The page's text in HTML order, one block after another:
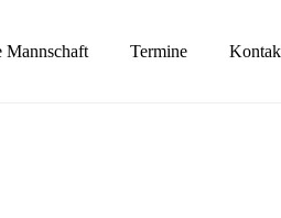
Mannschaft Termine